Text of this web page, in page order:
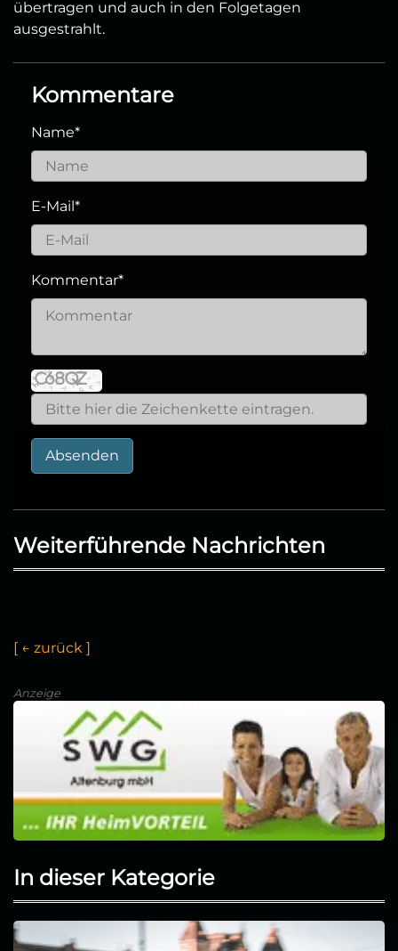
übertragen und auch in den Folgetagen
ausgestrahlt.
Kommentare
Name*
E-Mail*
Kommentar*
Absenden
Weiterführende Nachrichten
[ ← zurück ]
Anzeige
In dieser Kategorie